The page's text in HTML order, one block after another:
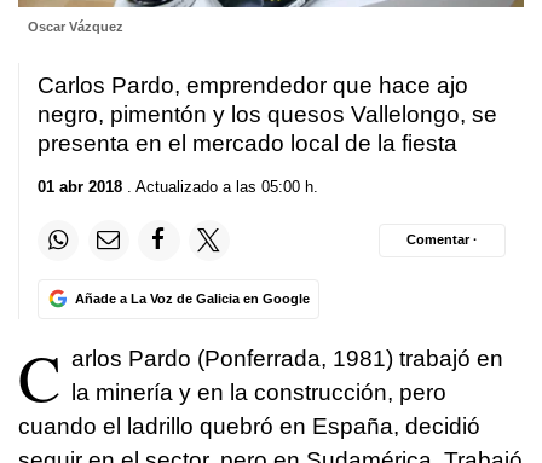
Oscar Vázquez
Carlos Pardo, emprendedor que hace ajo
negro, pimentón y los quesos Vallelongo, se
presenta en el mercado local de la fiesta
01 abr 2018 . Actualizado a las 05:00 h.
Añade a La Voz de Galicia en Google
Comentar ·
C arlos Pardo (Ponferrada, 1981) trabajó en
la minería y en la construcción, pero
cuando el ladrillo quebró en España, decidió